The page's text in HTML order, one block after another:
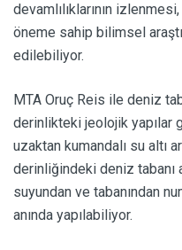
devamlılıklarının
öneme sahip bilimsel
edilebiliyor.
MTA Oruç Reis ile deniz
derinlikteki jeolojik yapılar
uzaktan kumandalı su altı
derinliğindeki deniz tabanı
suyundan ve tabanından
anında yapılabiliyor.